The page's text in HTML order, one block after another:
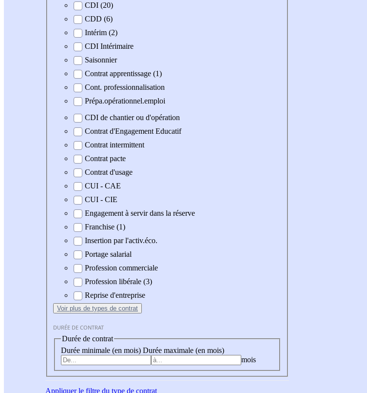
Type de contratCDI (20)
CDD (6)
Intérim (2)
CDI Intérimaire
Saisonnier
Contrat apprentissage (1)
Cont. professionnalisation
Prépa.opérationnel.emploi
CDI de chantier ou d'opération
Contrat d'Engagement Educatif
Contrat intermittent
Contrat pacte
Contrat d'usage
CUI - CAE
CUI - CIE
Engagement à servir dans la réserve
Franchise (1)
Insertion par l'activ.éco.
Portage salarial
Profession commerciale
Profession libérale (3)
Reprise d'entreprise
Voir plus de types de contrat
DURÉE DE CONTRAT
Durée de contrat
Durée minimale (en mois) Durée maximale (en mois)
mois
Appliquerle filtre du type de contrat